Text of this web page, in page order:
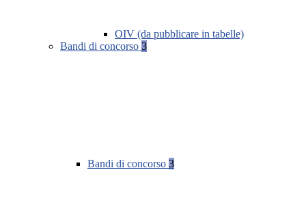
OIV (da pubblicare in tabelle)
Bandi di concorso 3
Bandi di concorso 3